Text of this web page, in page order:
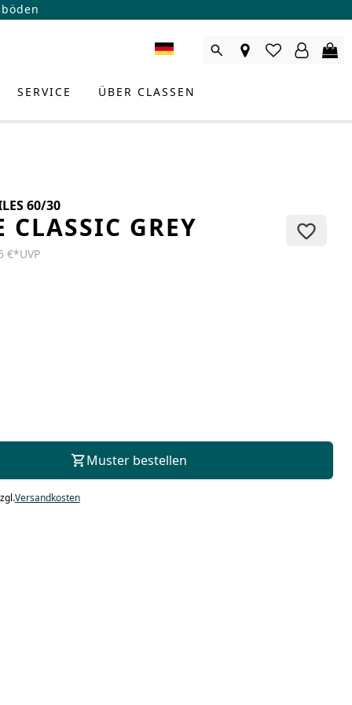
SERVICE ÜBER CLASSEN
60/30
CLASSIC GREY
€*UVP
Muster bestellen
Versandkosten